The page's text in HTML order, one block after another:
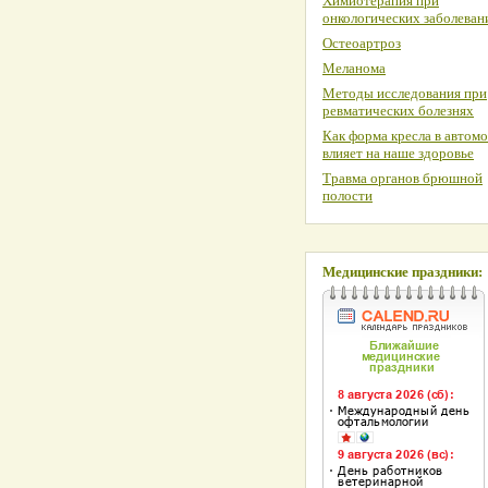
онкологических
Остеоартроз
Меланома
Методы исследования при
ревматических болезнях
Как форма кресла в
влияет на наше здоровье
Травма органов брюшной
полости
Медицинские праздники: